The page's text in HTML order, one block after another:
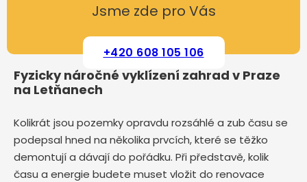
Jsme zde pro Vás
+420 608 105 106
Fyzicky náročné vyklízení zahrad v Praze
na Letňanech
Kolikrát jsou pozemky opravdu rozsáhlé a zub času se
podepsal hned na několika prvcích, které se těžko
demontují a dávají do pořádku. Při představě, kolik
času a energie budete muset vložit do renovace